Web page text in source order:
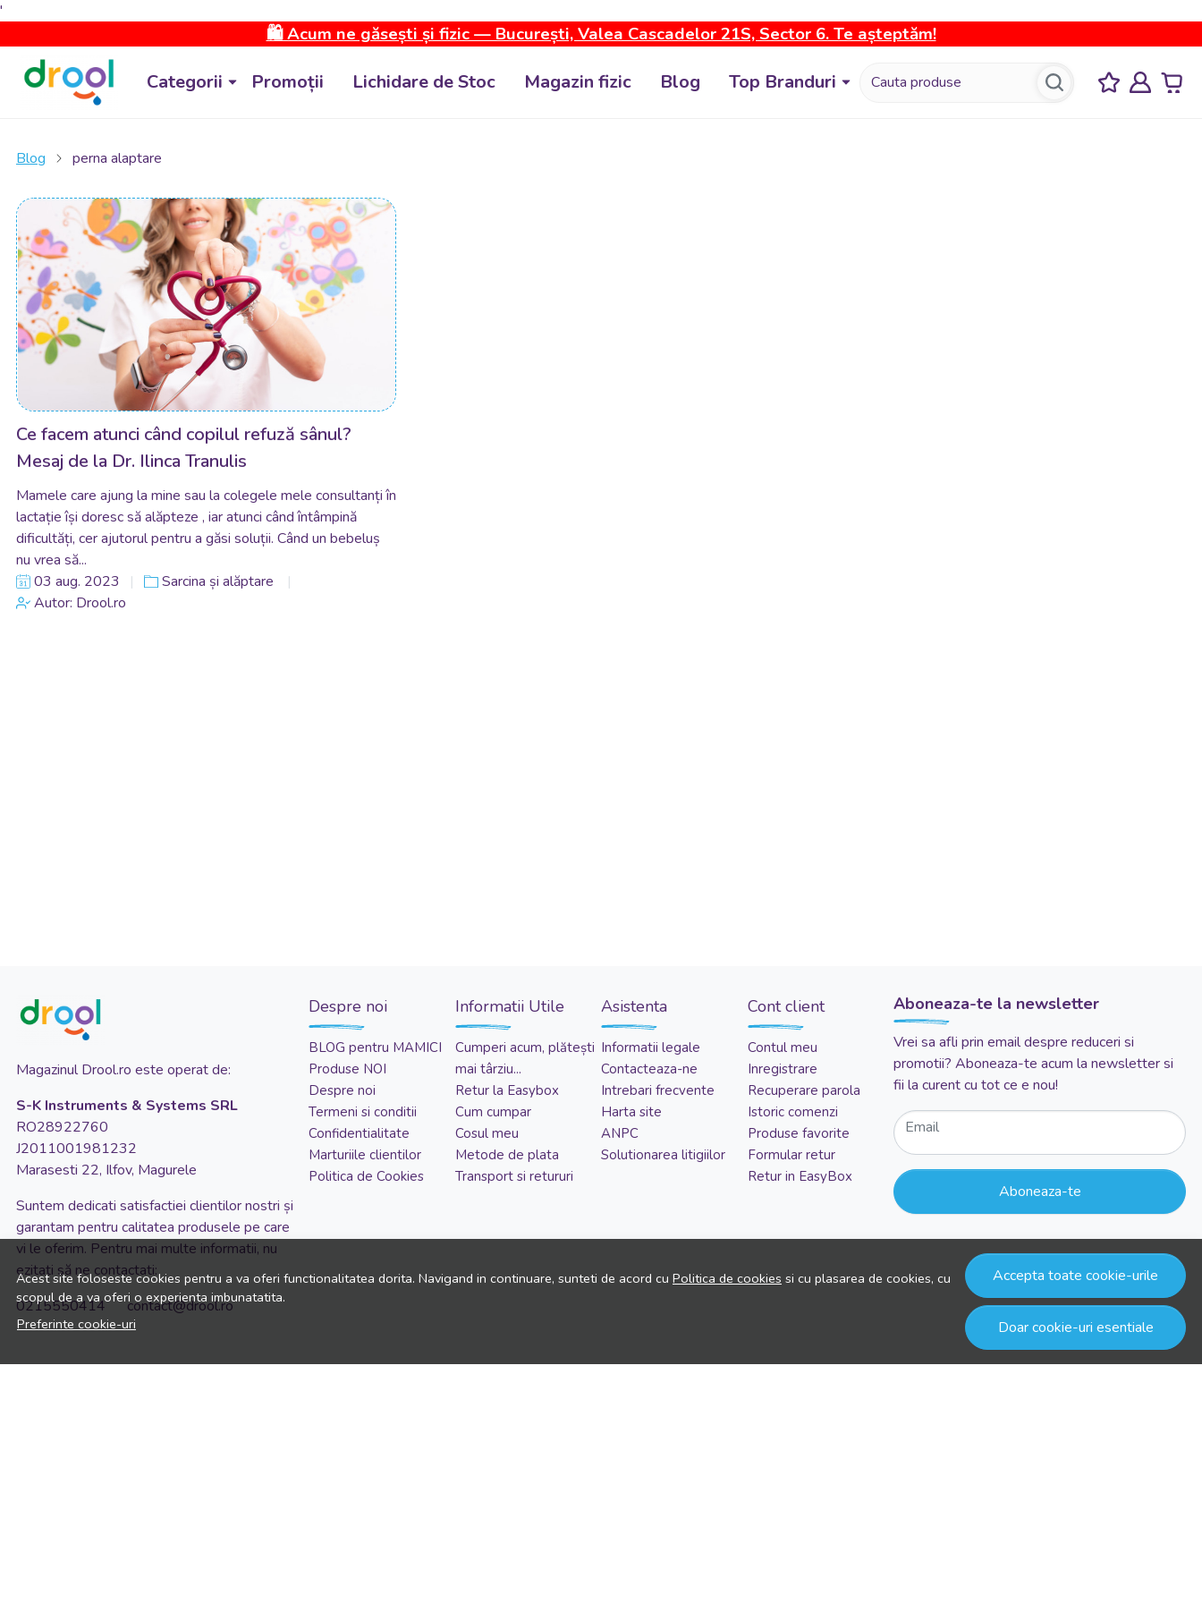
'
🛍️ Acum ne găsești și fizic — București, Valea Cascadelor 21S, Sector 6. Te așteptăm!
Categorii Promoții Lichidare de Stoc Magazin fizic Blog Top Branduri
Blog perna alaptare
Ce facem atunci când copilul refuză sânul?
Mesaj de la Dr. Ilinca Tranulis
Mamele care ajung la mine sau la colegele mele consultanți în
lactație își doresc să alăpteze , iar atunci când întâmpină
dificultăți, cer ajutorul pentru a găsi soluții. Când un bebeluș
nu vrea să...
03 aug. 2023
Sarcina și alăptare
Autor: Drool.ro
Acest site foloseste cookies pentru a va oferi functionalitatea dorita. Navigand in continuare, sunteti de acord cu Politica de cookies si cu plasarea de cookies, cu
scopul de a va oferi o experienta imbunatatita.
Preferinte cookie-uri
Accepta toate cookie-urile
Doar cookie-uri esentiale
Magazinul Drool.ro este operat de:
S-K Instruments & Systems SRL
RO28922760
J2011001981232
Marasesti 22, Ilfov, Magurele
Suntem dedicati satisfactiei clientilor nostri și
garantam pentru calitatea produsele pe care
vi le oferim. Pentru mai multe informatii, nu
ezitati să ne contactati:
0215550414 contact@drool.ro
Despre noi
BLOG pentru MAMICI
Produse NOI
Despre noi
Termeni si conditii
Confidentialitate
Marturiile clientilor
Politica de Cookies
Informatii Utile
Cumperi acum, plătești
mai târziu...
Retur la Easybox
Cum cumpar
Cosul meu
Metode de plata
Transport si retururi
Asistenta
Informatii legale
Contacteaza-ne
Intrebari frecvente
Harta site
ANPC
Solutionarea litigiilor
Cont client
Contul meu
Inregistrare
Recuperare parola
Istoric comenzi
Produse favorite
Formular retur
Retur in EasyBox
Aboneaza-te la newsletter
Vrei sa afli prin email despre reduceri si
promotii? Aboneaza-te acum la newsletter si
fii la curent cu tot ce e nou!
Email
Aboneaza-te